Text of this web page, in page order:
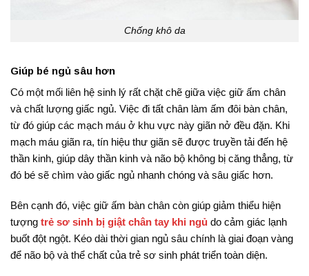
Chống khô da
Giúp bé ngủ sâu hơn
Có một mối liên hệ sinh lý rất chặt chẽ giữa việc giữ ấm chân
và chất lượng giấc ngủ. Việc đi tất chân làm ấm đôi bàn chân,
từ đó giúp các mạch máu ở khu vực này giãn nở đều đặn. Khi
mạch máu giãn ra, tín hiệu thư giãn sẽ được truyền tải đến hệ
thần kinh, giúp dây thần kinh và não bộ không bị căng thẳng, từ
đó bé sẽ chìm vào giấc ngủ nhanh chóng và sâu giấc hơn.
Bên cạnh đó, việc giữ ấm bàn chân còn giúp giảm thiểu hiện
tượng trẻ sơ sinh bị giật chân tay khi ngủ do cảm giác lạnh
buốt đột ngột. Kéo dài thời gian ngủ sâu chính là giai đoạn vàng
để não bộ và thể chất của trẻ sơ sinh phát triển toàn diện.